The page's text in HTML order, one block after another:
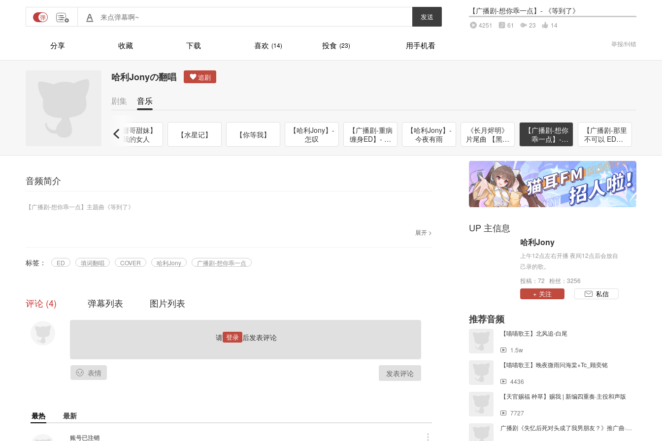
发送
分享 收藏 下载 喜欢 (14) 投食 (23) 用手机看
【广播剧-想你乖一点】- 《等到了》
4251 61 23 14
举报/纠错
哈利Jonyの翻唱
剧集 音乐
【甜哥甜妹】
我的女人
【水星记】 【你等我】
【哈利Jony】-
怎叹
【广播剧-重病
缠身ED】- 他
爱着谁
【哈利Jony】-
今夜有雨
《长月烬明》
片尾曲 【黑月
光】--哈利Jon
y & 小葛hu
【广播剧-想你
乖一点】-
《等到了》
【广播剧-那里
不可以 ED】-
《因果缘》-
哈利Jony
音频简介
【广播剧-想你乖一点】主题曲《等到了》
填词 : 长眠
混音 : 钟祺源
原曲名 : 《浪漫终结篇》
原唱/原作词 : 妮达Anita
混音 : 绯戈
展开 >
标签： ED 填词翻唱 COVER 哈利Jony 广播剧-想你乖一点
评论 4 弹幕列表 图片列表
请 登录 后发表评论
表情 发表评论
最热 最新
账号已注销
UP 主信息
哈利Jony
上午12点左右开播 夜间12点后会放自
己录的歌。
投稿：72 粉丝：3256
+ 关注 私信
推荐音频
【喵喵歌王】北风追-白尾
1.5w
【喵喵歌王】晚夜微雨问海棠+Tc_顾奕铭
4436
【天官赐福 种草】赐我 | 新编四重奏·主役和声版
7727
广播剧《失忆后死对头成了我男朋友？》推广曲·宿敌